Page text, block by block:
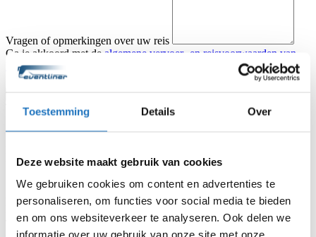
Toestemming Details Over
Deze website maakt gebruik van cookies
We gebruiken cookies om content en advertenties te
personaliseren, om functies voor social media te bieden
en om ons websiteverkeer te analyseren. Ook delen we
informatie over uw gebruik van onze site met onze
Vragen of opmerkingen over uw reis
Ga je akkoord met de algemene vervoer- en reisvoorwaarden van
KNV Busvervoer
Ik ga akkoord
Type vervoer
Vertrekadres
Vertrektijd heenreis
Eindbestemming
Aantal personen
Naam
Telefoon